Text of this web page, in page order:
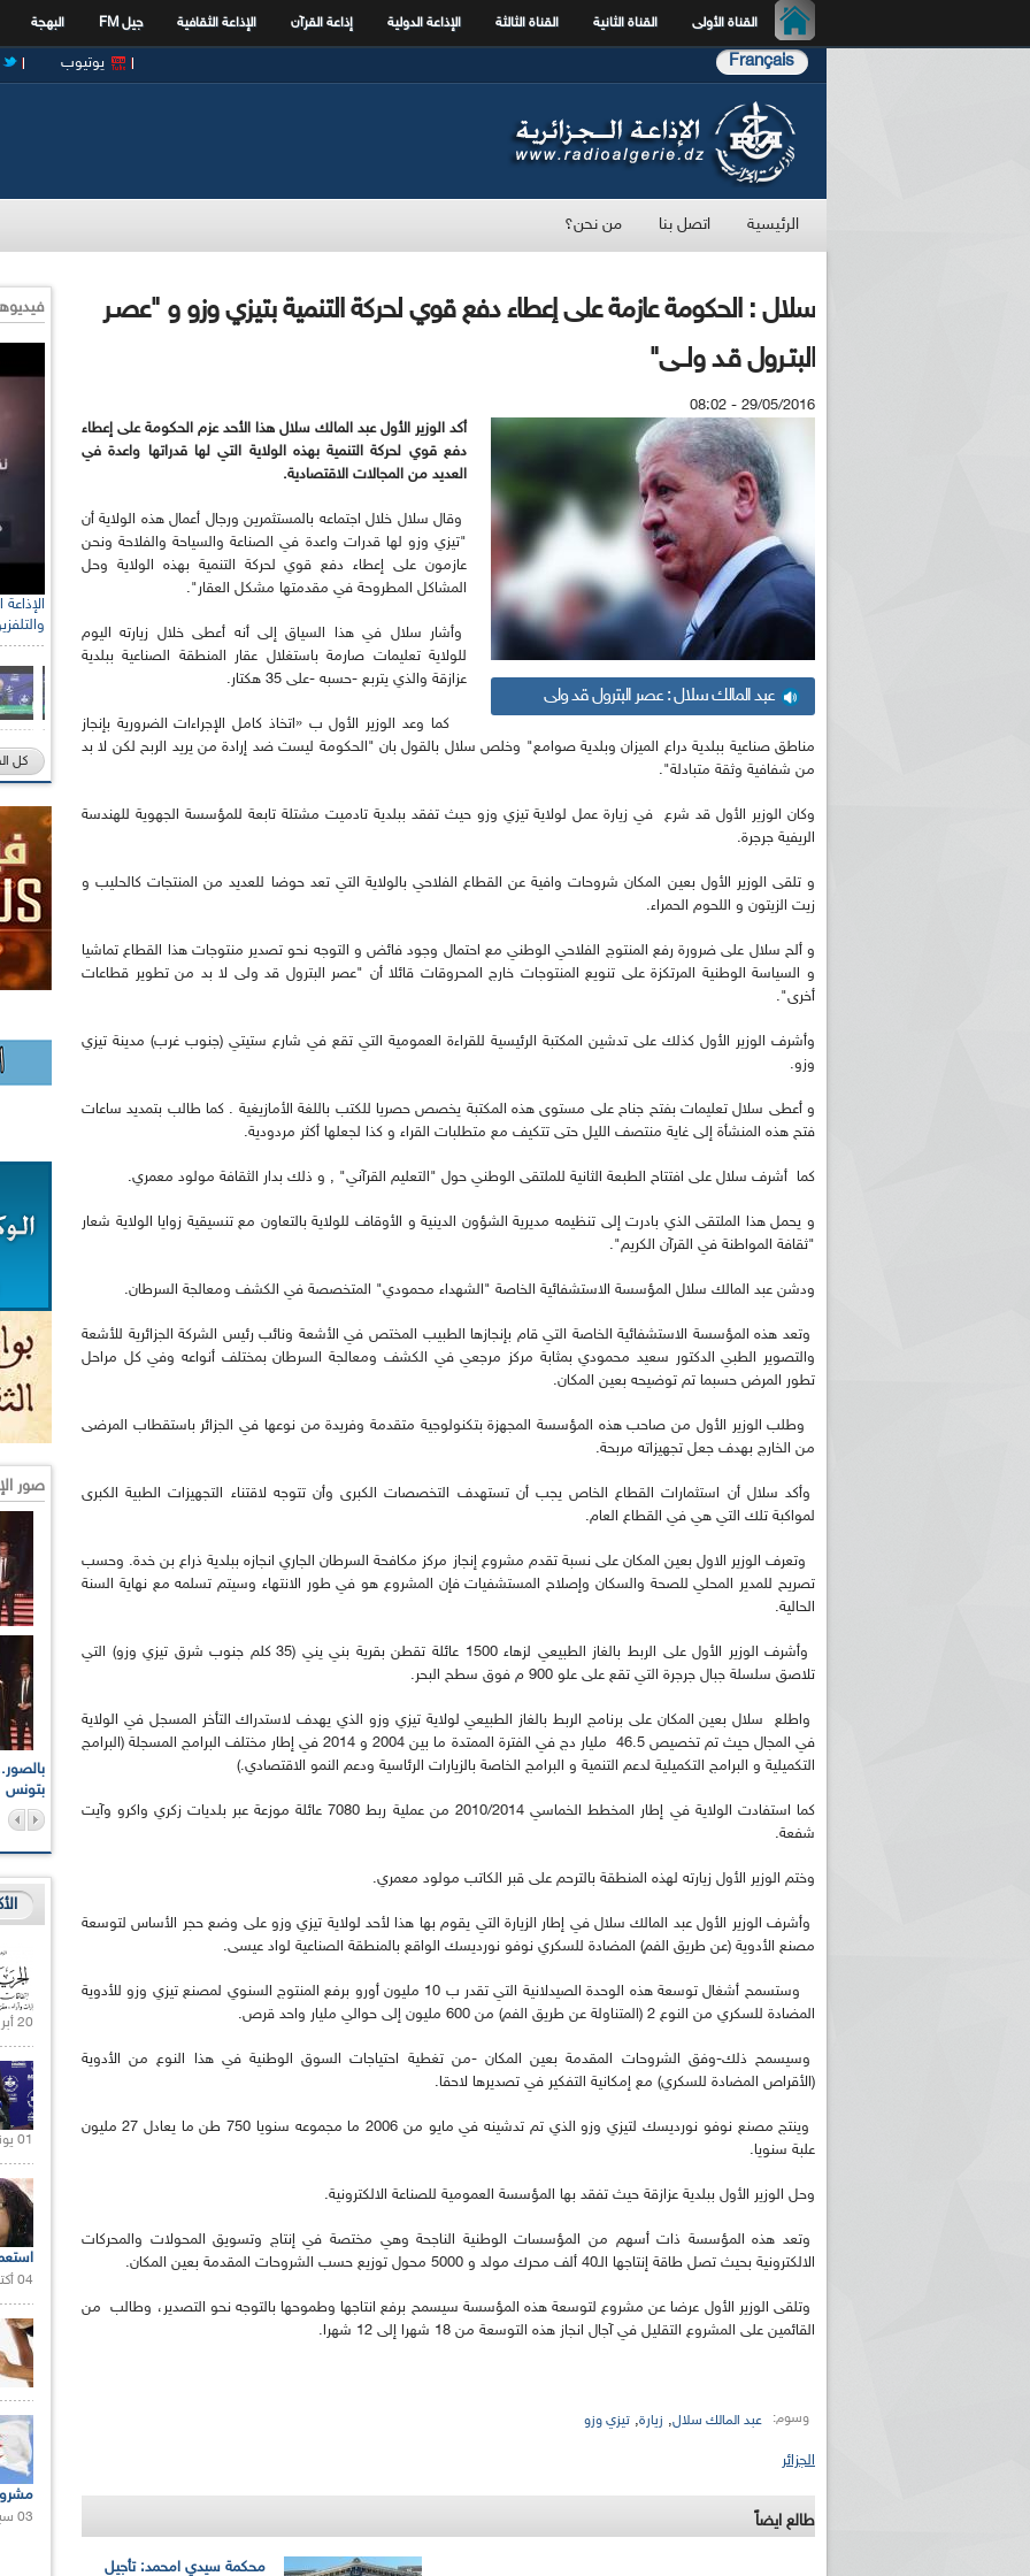
القناة الأولى القناة الثانية القناة الثالثة الإذاعة الدولية إذاعة القرآن الإذاعة الثقافية جيل FM البهجة
Français يوتيوب
الرئيسية اتصل بنا من نحن؟
سلال : الحكومة عازمة على إعطاء دفع قوي لحركة التنمية بتيزي وزو و "عصـر
البتـرول قـد ولــى"
29/05/2016 - 08:02
عبد المالك سلال : عصر البترول قد ولى
أكد الوزير الأول عبد المالك سلال هذا الأحد عزم الحكومة على إعطاء
دفع قوي لحركة التنمية بهذه الولاية التي لها قدراتها واعدة في
العديد من المجالات الاقتصادية.
وقال سلال خلال اجتماعه بالمستثمرين ورجال أعمال هذه الولاية أن
"تيزي وزو لها قدرات واعدة في الصناعة والسياحة والفلاحة ونحن
عازمون على إعطاء دفع قوي لحركة التنمية بهذه الولاية وحل
المشاكل المطروحة في مقدمتها مشكل العقار".
وأشار سلال في هذا السياق إلى أنه أعطى خلال زيارته اليوم
للولاية تعليمات صارمة باستغلال عقار المنطقة الصناعية ببلدية
عزازقة والذي يتربع -حسبه -على 35 هكتار.
كما وعد الوزير الأول ب «اتخاذ كامل الإجراءات الضرورية بإنجاز
مناطق صناعية ببلدية دراع الميزان وبلدية صوامع" وخلص سلال بالقول بان "الحكومة ليست ضد إرادة من يريد الربح لكن لا بد
من شفافية وثقة متبادلة".
وكان الوزير الأول قد شرع في زيارة عمل لولاية تيزي وزو حيث تفقد ببلدية تادميت مشتلة تابعة للمؤسسة الجهوية للهندسة
الريفية جرجرة.
و تلقى الوزير الأول بعين المكان شروحات وافية عن القطاع الفلاحي بالولاية التي تعد حوضا للعديد من المنتجات كالحليب و
زيت الزيتون و اللحوم الحمراء.
و ألح سلال على ضرورة رفع المنتوج الفلاحي الوطني مع احتمال وجود فائض و التوجه نحو تصدير منتوجات هذا القطاع تماشيا
و السياسة الوطنية المرتكزة على تنويع المنتوجات خارج المحروقات قائلا أن "عصر البترول قد ولى لا بد من تطوير قطاعات
أخرى".
وأشرف الوزير الأول كذلك على تدشين المكتبة الرئيسية للقراءة العمومية التي تقع في شارع ستيتي (جنوب غرب) مدينة تيزي
وزو.
و أعطى سلال تعليمات بفتح جناح على مستوى هذه المكتبة يخصص حصريا للكتب باللغة الأمازيغية . كما طالب بتمديد ساعات
فتح هذه المنشأة إلى غاية منتصف الليل حتى تتكيف مع متطلبات القراء و كذا لجعلها أكثر مردودية.
كما أشرف سلال على افتتاح الطبعة الثانية للملتقى الوطني حول "التعليم القرآني" , و ذلك بدار الثقافة مولود معمري.
و يحمل هذا الملتقى الذي بادرت إلى تنظيمه مديرية الشؤون الدينية و الأوقاف للولاية بالتعاون مع تنسيقية زوايا الولاية شعار
"ثقافة المواطنة في القرآن الكريم".
ودشن عبد المالك سلال المؤسسة الاستشفائية الخاصة "الشهداء محمودي" المتخصصة في الكشف ومعالجة السرطان.
وتعد هذه المؤسسة الاستشفائية الخاصة التي قام بإنجازها الطبيب المختص في الأشعة ونائب رئيس الشركة الجزائرية للأشعة
والتصوير الطبي الدكتور سعيد محمودي بمثابة مركز مرجعي في الكشف ومعالجة السرطان بمختلف أنواعه وفي كل مراحل
تطور المرض حسبما تم توضيحه بعين المكان.
وطلب الوزير الأول من صاحب هذه المؤسسة المجهزة بتكنولوجية متقدمة وفريدة من نوعها في الجزائر باستقطاب المرضى
من الخارج بهدف جعل تجهيزاته مربحة.
وأكد سلال أن استثمارات القطاع الخاص يجب أن تستهدف التخصصات الكبرى وأن تتوجه لاقتناء التجهيزات الطبية الكبرى
لمواكبة تلك التي هي في القطاع العام.
وتعرف الوزير الاول بعين المكان على نسبة تقدم مشروع إنجاز مركز مكافحة السرطان الجاري انجازه ببلدية ذراع بن خدة. وحسب
تصريح للمدير المحلي للصحة والسكان وإصلاح المستشفيات فإن المشروع هو في طور الانتهاء وسيتم تسلمه مع نهاية السنة
الحالية.
وأشرف الوزير الأول على الربط بالغاز الطبيعي لزهاء 1500 عائلة تقطن بقرية بني يني (35 كلم جنوب شرق تيزي وزو) التي
تلاصق سلسلة جبال جرجرة التي تقع على علو 900 م فوق سطح البحر.
واطلع سلال بعين المكان على برنامج الربط بالغاز الطبيعي لولاية تيزي وزو الذي يهدف لاستدراك التأخر المسجل في الولاية
في المجال حيث تم تخصيص 46.5 مليار دج في الفترة الممتدة ما بين 2004 و 2014 في إطار مختلف البرامج المسجلة (البرامج
التكميلية و البرامج التكميلية لدعم التنمية و البرامج الخاصة بالزيارات الرئاسية ودعم النمو الاقتصادي.)
كما استفادت الولاية في إطار المخطط الخماسي 2010/2014 من عملية ربط 7080 عائلة موزعة عبر بلديات زكري واكرو وآيت
شفعة.
وختم الوزير الأول زيارته لهذه المنطقة بالترحم على قبر الكاتب مولود معمري.
وأشرف الوزير الأول عبد المالك سلال في إطار الزيارة التي يقوم بها هذا لأحد لولاية تيزي وزو على وضع حجر الأساس لتوسعة
مصنع الأدوية (عن طريق الفم) المضادة للسكري نوفو نورديسك الواقع بالمنطقة الصناعية لواد عيسى.
وستسمح أشغال توسعة هذه الوحدة الصيدلانية التي تقدر ب 10 مليون أورو برفع المنتوج السنوي لمصنع تيزي وزو للأدوية
المضادة للسكري من النوع 2 (المتناولة عن طريق الفم) من 600 مليون إلى حوالي مليار واحد قرص.
وسيسمح ذلك-وفق الشروحات المقدمة بعين المكان -من تغطية احتياجات السوق الوطنية في هذا النوع من الأدوية
(الأقراص المضادة للسكري) مع إمكانية التفكير في تصديرها لاحقا.
وينتج مصنع نوفو نورديسك لتيزي وزو الذي تم تدشينه في مايو من 2006 ما مجموعه سنويا 750 طن ما يعادل 27 مليون
علبة سنويا.
وحل الوزير الأول ببلدية عزازقة حيث تفقد بها المؤسسة العمومية للصناعة الالكترونية.
وتعد هذه المؤسسة ذات أسهم من المؤسسات الوطنية الناجحة وهي مختصة في إنتاج وتسويق المحولات والمحركات
الالكترونية بحيث تصل طاقة إنتاجها الـ40 ألف محرك مولد و 5000 محول توزيع حسب الشروحات المقدمة بعين المكان.
وتلقى الوزير الأول عرضا عن مشروع لتوسعة هذه المؤسسة سيسمح برفع انتاجها وطموحها بالتوجه نحو التصدير، وطالب من
القائمين على المشروع التقليل في آجال انجاز هذه التوسعة من 18 شهرا إلى 12 شهرا.
وسوم: عبد المالك سلال, زيارة, تيزي وزو
الجزائر
طالع ايضاً
محكمة سيدي امحمد: تأجيل
كل
صور
بتونس
الإذاعة الجزائرية تقف دقيقة صمت ترحما على أرواح شهداءبالصور... اللقاء الوطني لمديري الإذاعات الوطنية والجهويةالإذاعة الجزائرية للرياضيين البارالمبيين المتوجين
20 أبريل 2021 |
01 يونيو 2021 |
04 أكتوبر 2020 |
03 سبتمبر 2020 |